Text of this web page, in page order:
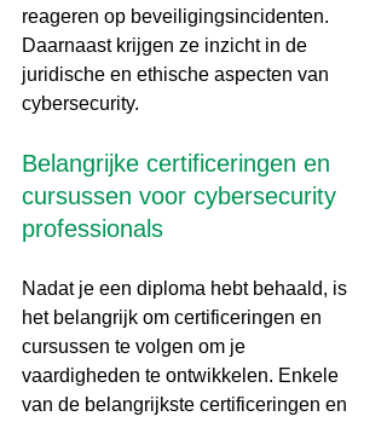
reageren op beveiligingsincidenten.
Daarnaast krijgen ze inzicht in de
juridische en ethische aspecten van
cybersecurity.
Belangrijke certificeringen en
cursussen voor cybersecurity
professionals
Nadat je een diploma hebt behaald, is
het belangrijk om certificeringen en
cursussen te volgen om je
vaardigheden te ontwikkelen. Enkele
van de belangrijkste certificeringen en